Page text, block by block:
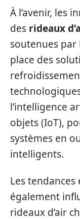
À l’avenir, les
des rideaux
soutenues par
place des
l’intelligence
objets (IoT),
systèmes en
intelligents.
Les
également
rideaux d’air